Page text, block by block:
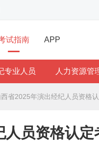
试指南 APP
专业人员 人力资源管
西省2025年演出经纪人员资格
员资格认定